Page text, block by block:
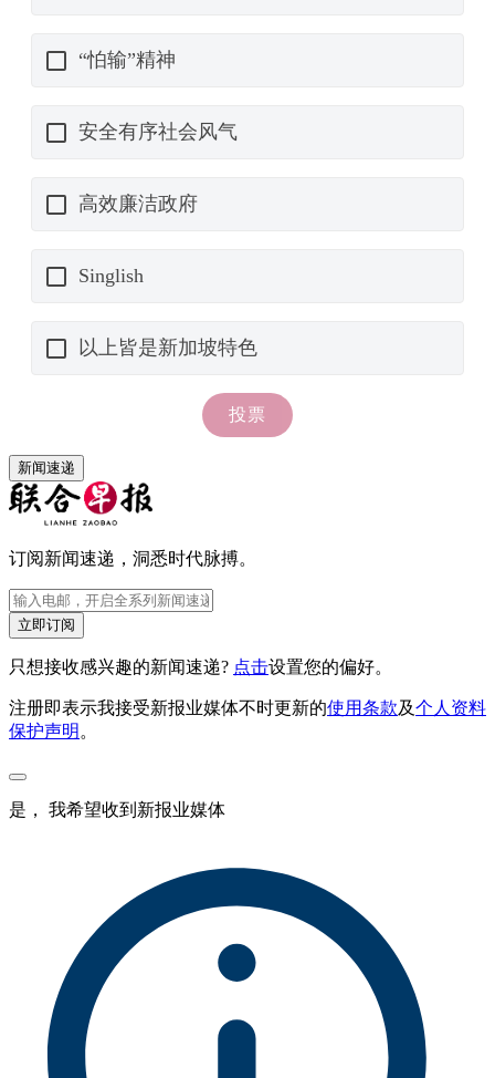
新闻速递
订阅新闻速递，洞悉时代脉搏。
立即订阅
只想接收感兴趣的新闻速递? 点击设置您的偏好。
注册即表示我接受新报业媒体不时更新的使用条款及个人资料
保护声明。
是， 我希望收到新报业媒体